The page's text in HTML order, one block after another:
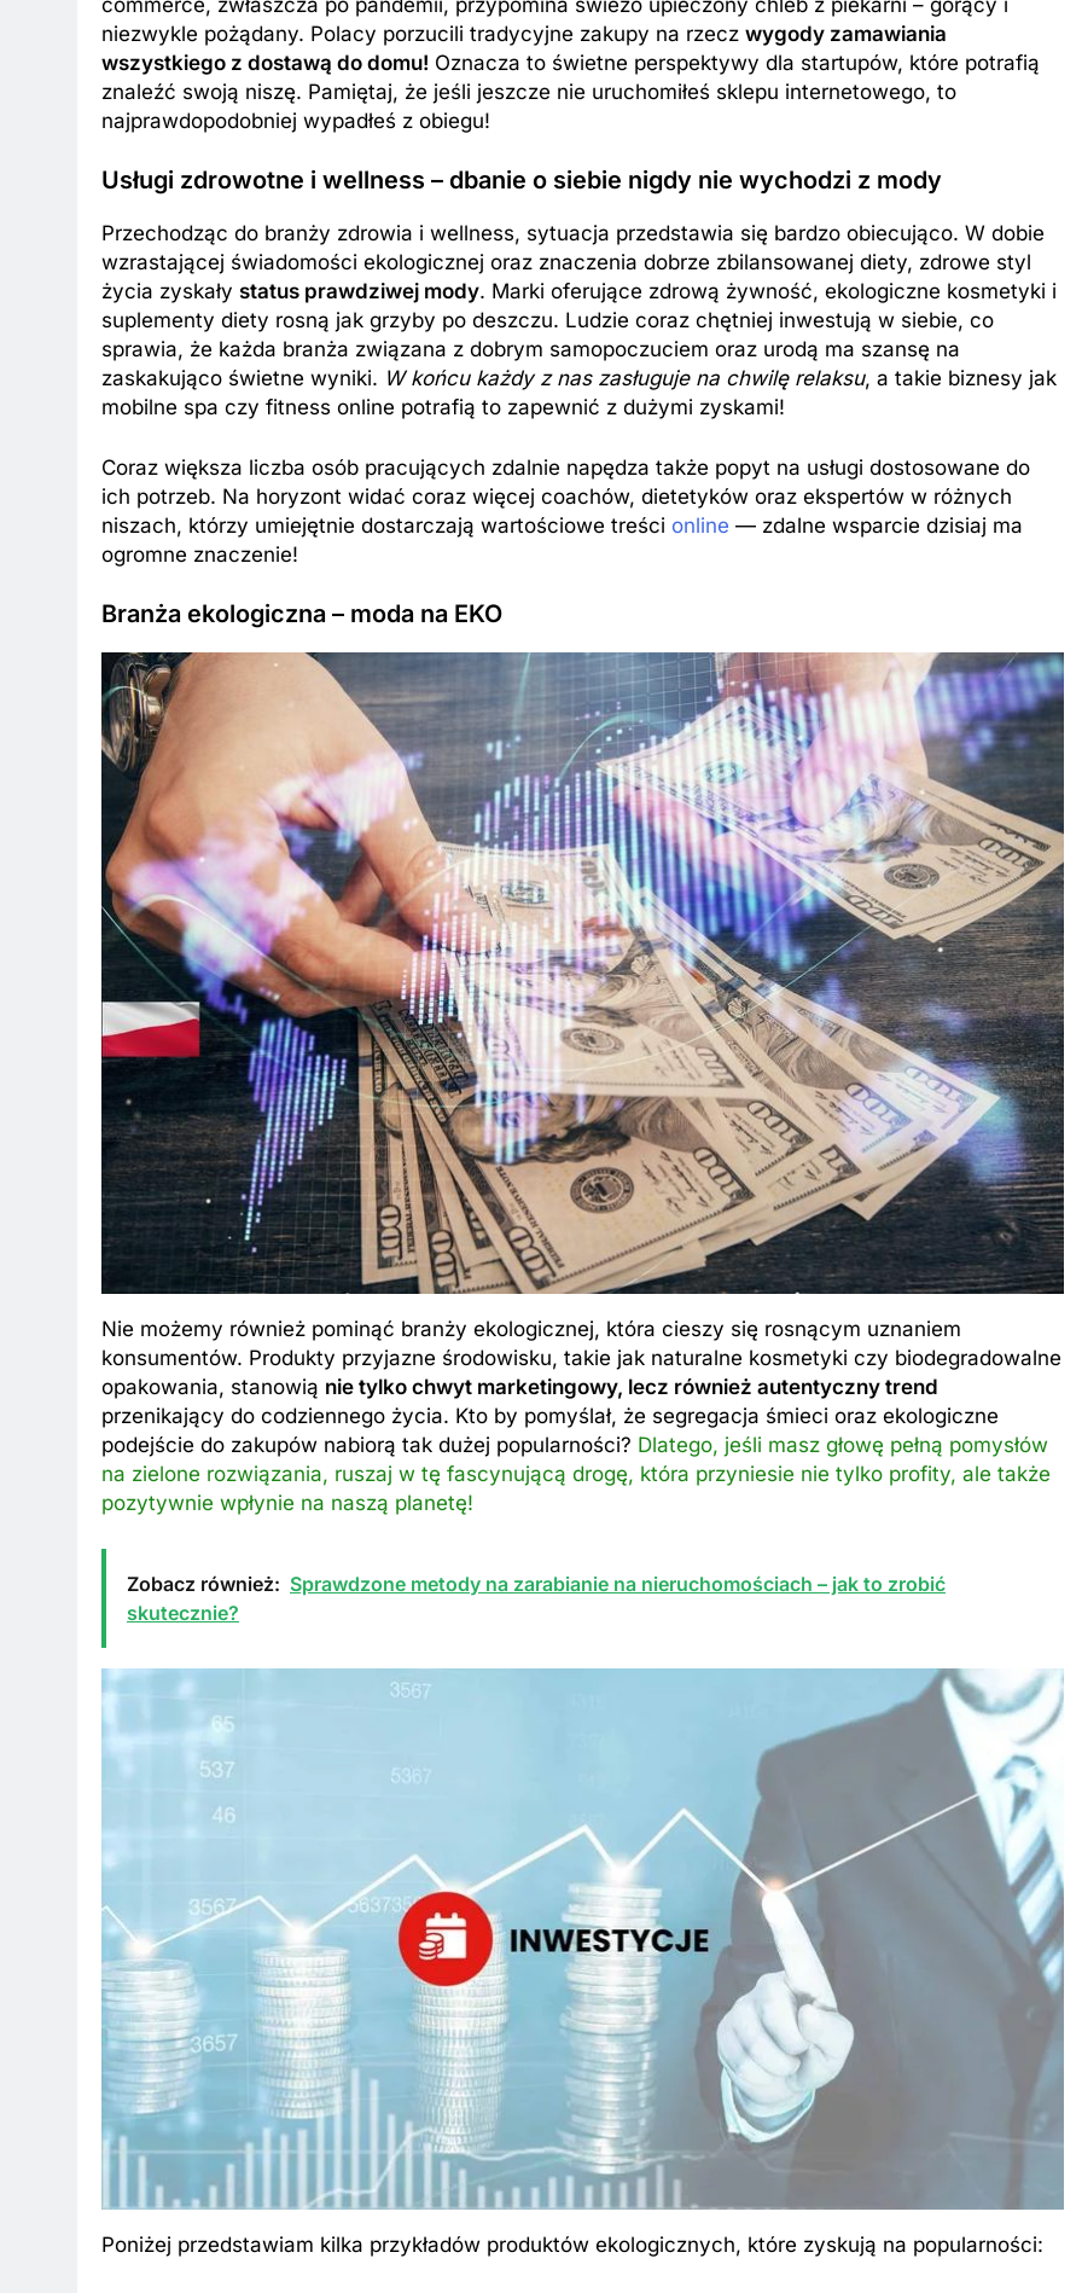
niezwykle pożądany. Polacy porzucili tradycyjne zakupy na rzecz wygody zamawiania
wszystkiego z dostawą do domu! Oznacza to świetne perspektywy dla startupów, które potrafią
znaleźć swoją niszę. Pamiętaj, że jeśli jeszcze nie uruchomiłeś sklepu internetowego, to
najprawdopodobniej wypadłeś z obiegu!
Usługi zdrowotne i wellness – dbanie o siebie nigdy nie wychodzi z mody
Przechodząc do branży zdrowia i wellness, sytuacja przedstawia się bardzo obiecująco. W dobie
wzrastającej świadomości ekologicznej oraz znaczenia dobrze zbilansowanej diety, zdrowe styl
życia zyskały status prawdziwej mody. Marki oferujące zdrową żywność, ekologiczne kosmetyki i
suplementy diety rosną jak grzyby po deszczu. Ludzie coraz chętniej inwestują w siebie, co
sprawia, że każda branża związana z dobrym samopoczuciem oraz urodą ma szansę na
zaskakująco świetne wyniki. W końcu każdy z nas zasługuje na chwilę relaksu, a takie biznesy jak
mobilne spa czy fitness online potrafią to zapewnić z dużymi zyskami!
Coraz większa liczba osób pracujących zdalnie napędza także popyt na usługi dostosowane do
ich potrzeb. Na horyzont widać coraz więcej coachów, dietetyków oraz ekspertów w różnych
niszach, którzy umiejętnie dostarczają wartościowe treści online — zdalne wsparcie dzisiaj ma
ogromne znaczenie!
Branża ekologiczna – moda na EKO
Nie możemy również pominąć branży ekologicznej, która cieszy się rosnącym uznaniem
konsumentów. Produkty przyjazne środowisku, takie jak naturalne kosmetyki czy biodegradowalne
opakowania, stanowią nie tylko chwyt marketingowy, lecz również autentyczny trend
przenikający do codziennego życia. Kto by pomyślał, że segregacja śmieci oraz ekologiczne
podejście do zakupów nabiorą tak dużej popularności? Dlatego, jeśli masz głowę pełną pomysłów
na zielone rozwiązania, ruszaj w tę fascynującą drogę, która przyniesie nie tylko profity, ale także
pozytywnie wpłynie na naszą planetę!
Zobacz również: Sprawdzone metody na zarabianie na nieruchomościach – jak to zrobić
skutecznie?
Poniżej przedstawiam kilka przykładów produktów ekologicznych, które zyskują na popularności: